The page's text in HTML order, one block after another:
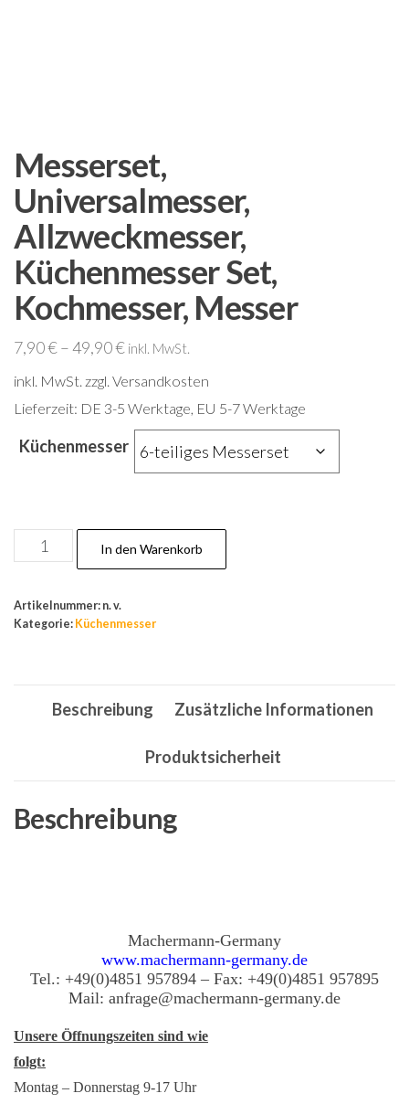
Messerset,
Universalmesser,
Allzweckmesser,
Küchenmesser Set,
Kochmesser, Messer
7,90€–49,90€ inkl. MwSt.
inkl. MwSt. zzgl. Versandkosten
Lieferzeit: DE 3-5 Werktage, EU 5-7 Werktage
Küchenmesser
Messerset,
Universalmesser,
Küchenmesser
Menge
In den Warenkorb
Artikelnummer: n. v.
Kategorie: Küchenmesser
Beschreibung Zusätzliche Informationen
Produktsicherheit
Beschreibung
Machermann-Germany
www.machermann-germany.de
Tel.: +49(0)4851 957894 – Fax: +49(0)4851 957895
Mail: anfrage@machermann-germany.de
Unsere Öffnungszeiten sind wie
folgt:
Montag – Donnerstag 9-17 Uhr